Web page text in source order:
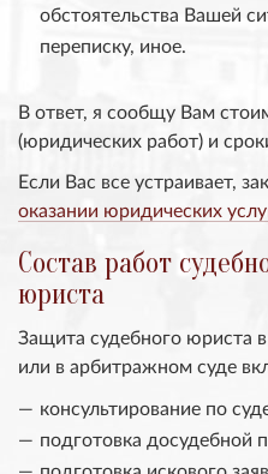
обстоятельства Вашей
переписку, иное.
В ответ, я сообщу Вам
(юридических работ) и
Если Вас все устраивает,
оказании юридических
Состав работ
юриста
Защита судебного юриста
или в арбитражном суде
консультирование по
подготовка досудебной
подготовка искового